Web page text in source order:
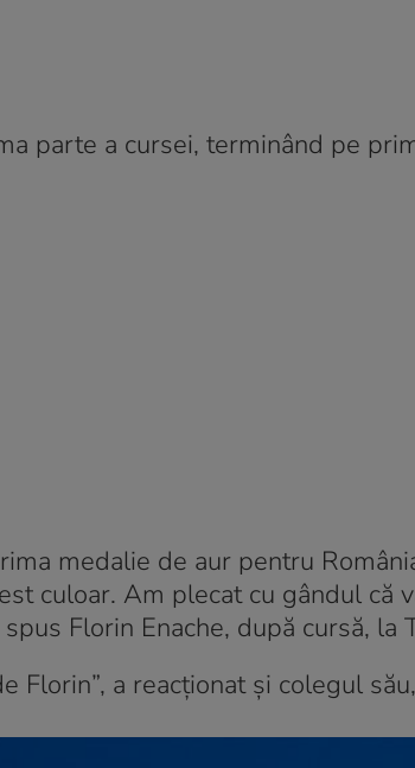
parte a cursei, terminând pe
medalie de aur pentru
culoar. Am plecat cu gândul că
Florin Enache, după cursă, la
Florin”, a reacționat și colegul